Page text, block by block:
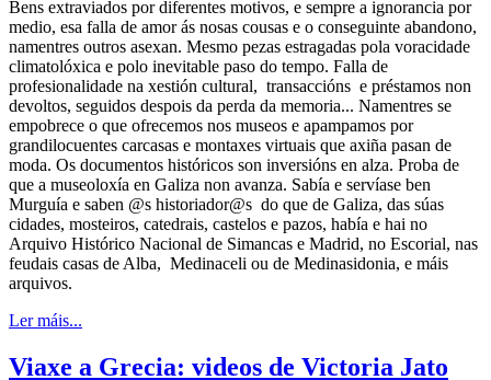
Bens extraviados por diferentes motivos, e sempre a ignorancia por
medio, esa falla de amor ás nosas cousas e o conseguinte abandono,
namentres outros asexan. Mesmo pezas estragadas pola voracidade
climatolóxica e polo inevitable paso do tempo. Falla de
profesionalidade na xestión cultural, transaccións e préstamos non
devoltos, seguidos despois da perda da memoria... Namentres se
empobrece o que ofrecemos nos museos e apampamos por
grandilocuentes carcasas e montaxes virtuais que axiña pasan de
moda. Os documentos históricos son inversións en alza. Proba de
que a museoloxía en Galiza non avanza. Sabía e servíase ben
Murguía e saben @s historiador@s do que de Galiza, das súas
cidades, mosteiros, catedrais, castelos e pazos, había e hai no
Arquivo Histórico Nacional de Simancas e Madrid, no Escorial, nas
feudais casas de Alba, Medinaceli ou de Medinasidonia, e máis
arquivos.
Ler máis...
Viaxe a Grecia: videos de Victoria Jato